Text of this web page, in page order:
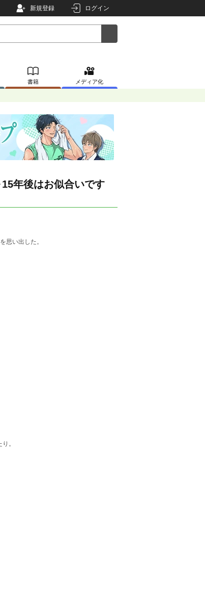
新規登録 ログイン
書籍 メディア化
年後はお似合いです
思い出した。
。